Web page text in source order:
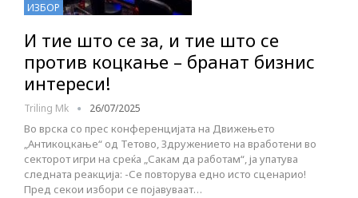
ИЗБОР
И тие што се за, и тие што се
против коцкање – бранат бизнис
интереси!
Triling Mk 26/07/2025
Во врска со прес конференцијата на Движењето
„Антикоцкање“ од Тетово, Здружението на вработени во
секторот игри на среќа „Сакам да работам“, ја упатува
следната реакција: -Се повторува едно исто сценарио!
Пред секои избори се појавуваат…